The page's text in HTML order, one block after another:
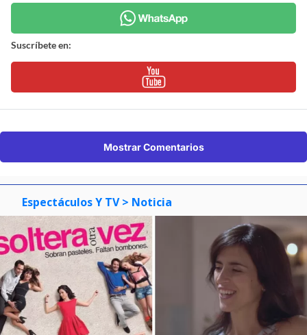
Suscríbete en:
Mostrar Comentarios
Espectáculos Y TV > Noticia